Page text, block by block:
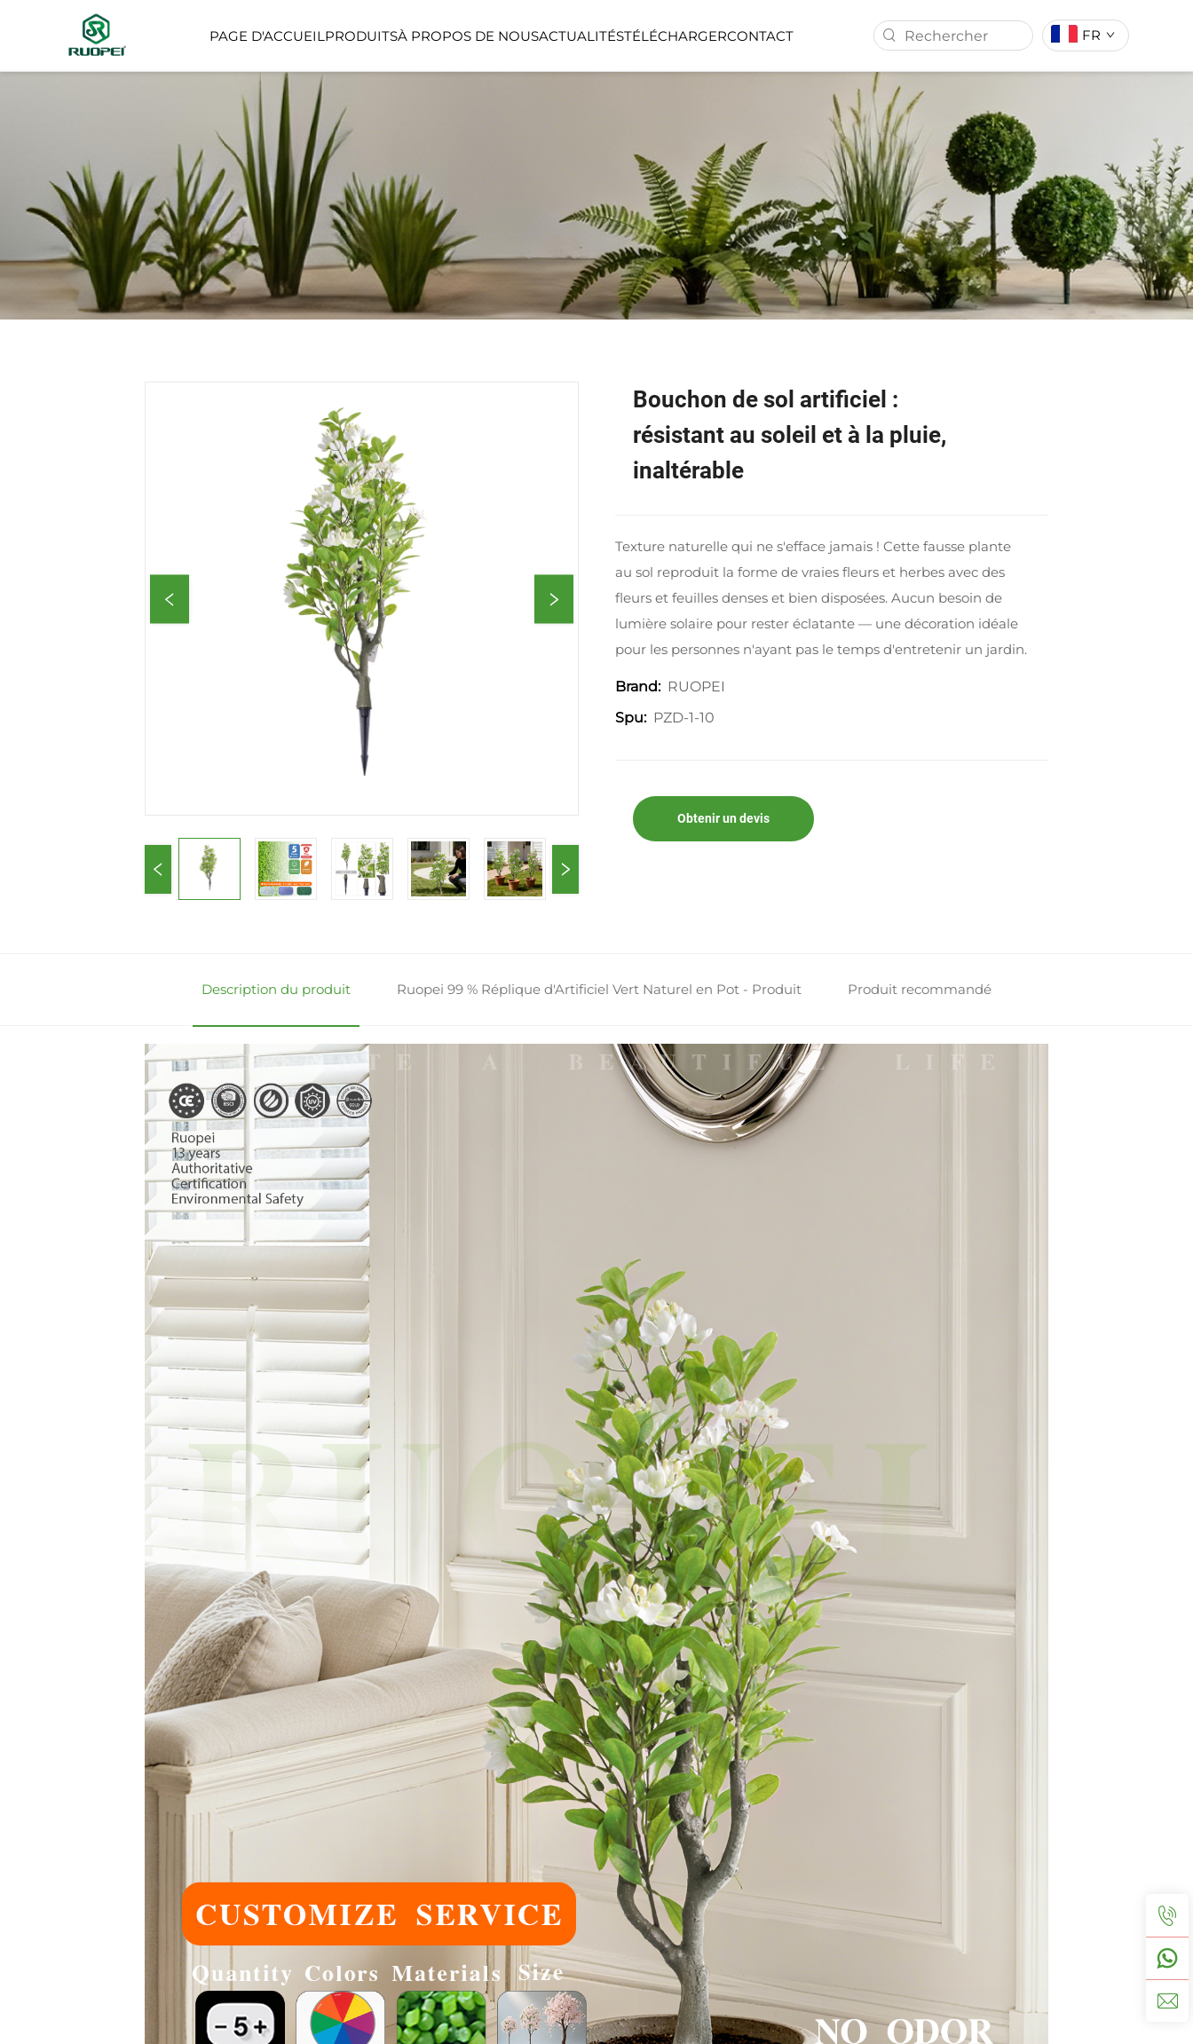
PAGE D'ACCUEIL PRODUITS
ARBRE ARTIFICIEL BALLE DE GAZON ARTIFICIEL GAZON ARTIFICIEL
PETITE PLANTE EN POT
À PROPOS DE NOUSACTUALITÉSTÉLÉCHARGERCONTACT FR
Bouchon de sol artificiel :
résistant au soleil et à la pluie,
inaltérable
Texture naturelle qui ne s'efface jamais ! Cette fausse plante
au sol reproduit la forme de vraies fleurs et herbes avec des
fleurs et feuilles denses et bien disposées. Aucun besoin de
lumière solaire pour rester éclatante — une décoration idéale
pour les personnes n'ayant pas le temps d'entretenir un jardin.
Brand: RUOPEI
Spu: PZD-1-10
Obtenir un devis
Description du produit Ruopei 99 % Réplique d'Artificiel Vert Naturel en Pot - Produit Produit recommandé